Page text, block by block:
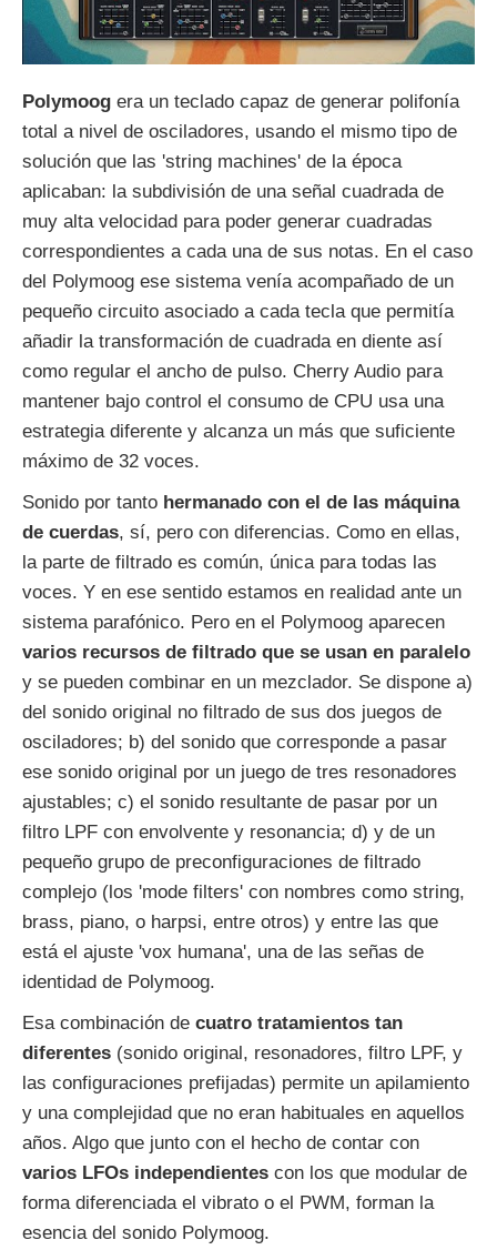
Polymoog era un teclado capaz de generar polifonía
total a nivel de osciladores, usando el mismo tipo de
solución que las 'string machines' de la época
aplicaban: la subdivisión de una señal cuadrada de
muy alta velocidad para poder generar cuadradas
correspondientes a cada una de sus notas. En el caso
del Polymoog ese sistema venía acompañado de un
pequeño circuito asociado a cada tecla que permitía
añadir la transformación de cuadrada en diente así
como regular el ancho de pulso. Cherry Audio para
mantener bajo control el consumo de CPU usa una
estrategia diferente y alcanza un más que suficiente
máximo de 32 voces.
Sonido por tanto hermanado con el de las máquina
de cuerdas, sí, pero con diferencias. Como en ellas,
la parte de filtrado es común, única para todas las
voces. Y en ese sentido estamos en realidad ante un
sistema parafónico. Pero en el Polymoog aparecen
varios recursos de filtrado que se usan en paralelo
y se pueden combinar en un mezclador. Se dispone a)
del sonido original no filtrado de sus dos juegos de
osciladores; b) del sonido que corresponde a pasar
ese sonido original por un juego de tres resonadores
ajustables; c) el sonido resultante de pasar por un
filtro LPF con envolvente y resonancia; d) y de un
pequeño grupo de preconfiguraciones de filtrado
complejo (los 'mode filters' con nombres como string,
brass, piano, o harpsi, entre otros) y entre las que
está el ajuste 'vox humana', una de las señas de
identidad de Polymoog.
Esa combinación de cuatro tratamientos tan
diferentes (sonido original, resonadores, filtro LPF, y
las configuraciones prefijadas) permite un apilamiento
y una complejidad que no eran habituales en aquellos
años. Algo que junto con el hecho de contar con
varios LFOs independientes con los que modular de
forma diferenciada el vibrato o el PWM, forman la
esencia del sonido Polymoog.